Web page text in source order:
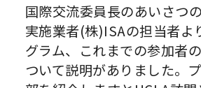
国際交流委員長のあいさつ
実施業者(株)ISAの担当者よ
グラム、これまでの参加者
ついて説明がありました。